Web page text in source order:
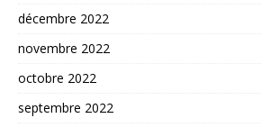
décembre 2022
novembre 2022
octobre 2022
septembre 2022